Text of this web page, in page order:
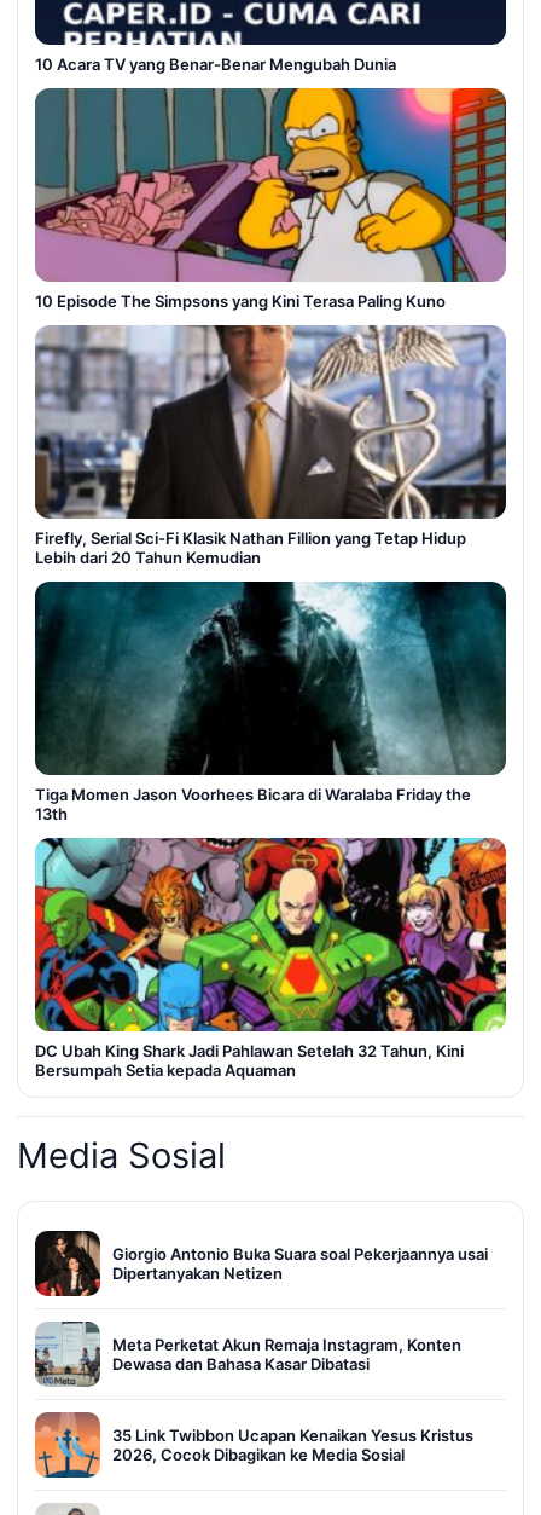
10 Acara TV yang Benar-Benar Mengubah Dunia
10 Episode The Simpsons yang Kini Terasa Paling Kuno
Firefly, Serial Sci-Fi Klasik Nathan Fillion yang Tetap Hidup
Lebih dari 20 Tahun Kemudian
Tiga Momen Jason Voorhees Bicara di Waralaba Friday the
13th
DC Ubah King Shark Jadi Pahlawan Setelah 32 Tahun, Kini
Bersumpah Setia kepada Aquaman
Media Sosial
Giorgio Antonio Buka Suara soal Pekerjaannya usai
Dipertanyakan Netizen
Meta Perketat Akun Remaja Instagram, Konten
Dewasa dan Bahasa Kasar Dibatasi
35 Link Twibbon Ucapan Kenaikan Yesus Kristus
2026, Cocok Dibagikan ke Media Sosial